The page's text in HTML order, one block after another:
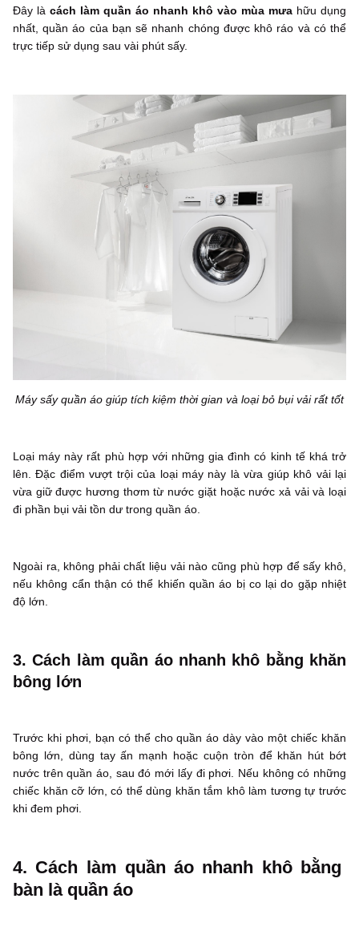
Đây là cách làm quần áo nhanh khô vào mùa mưa hữu dụng
nhất, quần áo của bạn sẽ nhanh chóng được khô ráo và có thể
trực tiếp sử dụng sau vài phút sấy.
Máy sấy quần áo giúp tích kiệm thời gian và loại bỏ bụi vải rất tốt
Loại máy này rất phù hợp với những gia đình có kinh tế khá trở
lên. Đặc điểm vượt trội của loại máy này là vừa giúp khô vải lại
vừa giữ được hương thơm từ nước giặt hoặc nước xả vải và loại
đi phần bụi vải tồn dư trong quần áo.
Ngoài ra, không phải chất liệu vải nào cũng phù hợp để sấy khô,
nếu không cẩn thận có thể khiến quần áo bị co lại do gặp nhiệt
độ lớn.
3. Cách làm quần áo nhanh khô bằng khăn
bông lớn
Trước khi phơi, bạn có thể cho quần áo dày vào một chiếc khăn
bông lớn, dùng tay ấn mạnh hoặc cuộn tròn để khăn hút bớt
nước trên quần áo, sau đó mới lấy đi phơi. Nếu không có những
chiếc khăn cỡ lớn, có thể dùng khăn tắm khô làm tương tự trước
khi đem phơi.
4. Cách làm quần áo nhanh khô bằng
bàn là quần áo